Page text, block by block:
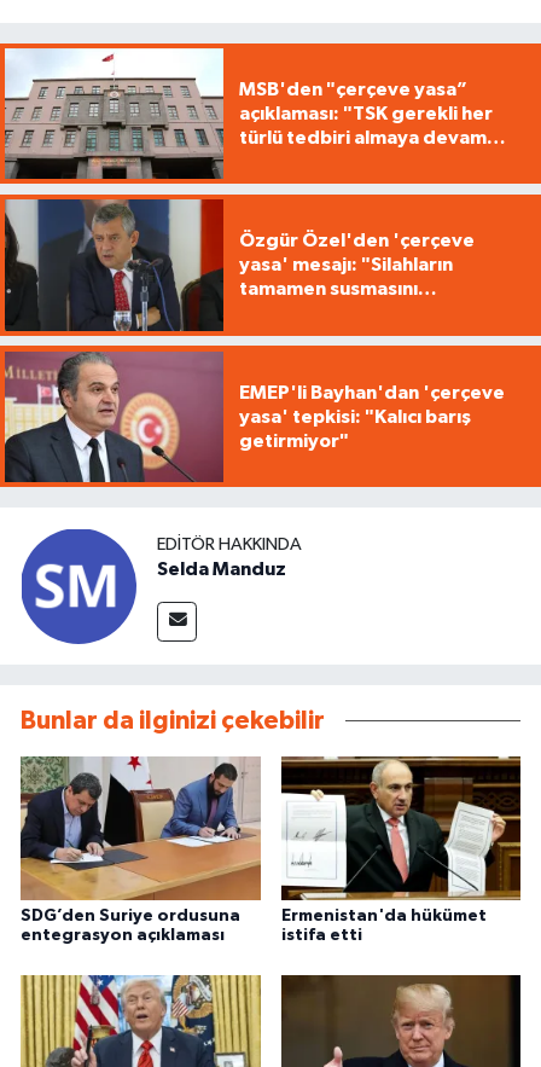
MSB'den "çerçeve yasa”
açıklaması: "TSK gerekli her
türlü tedbiri almaya devam
Özgür Özel'den 'çerçeve
yasa' mesajı: "Silahların
tamamen susmasını
EMEP'li Bayhan'dan 'çerçeve
yasa' tepkisi: "Kalıcı barış
getirmiyor"
EDITÖR HAKKINDA
Selda Manduz
Bunlar da ilginizi çekebilir
SDG’den Suriye ordusuna
entegrasyon açıklaması
Ermenistan'da hükümet
istifa etti